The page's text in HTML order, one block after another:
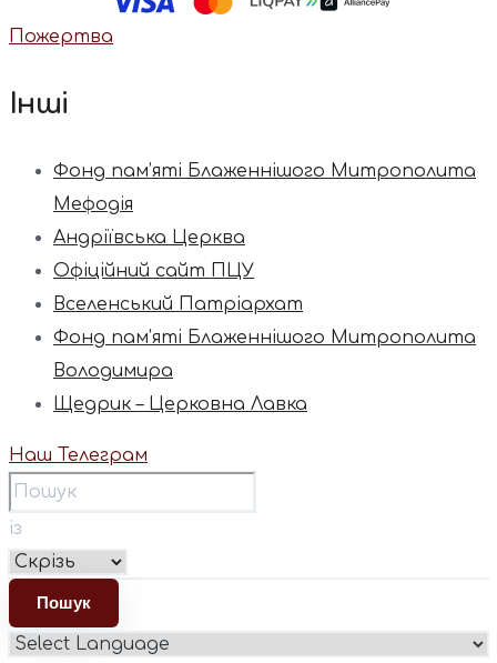
Пожертва
Інші
Фонд пам’яті Блаженнішого Митрополита
Мефодія
Андріївська Церква
Офіційний сайт ПЦУ
Вселенський Патріархат
Фонд пам’яті Блаженнішого Митрополита
Володимира
Щедрик – Церковна Лавка
Наш Телеграм
із